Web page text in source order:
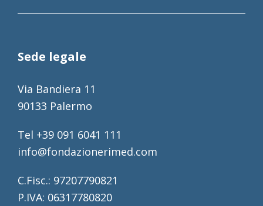
Sede legale
Via Bandiera 11
90133 Palermo
Tel +39 091 6041 111
info@fondazionerimed.com
C.Fisc.: 97207790821
P.IVA: 06317780820